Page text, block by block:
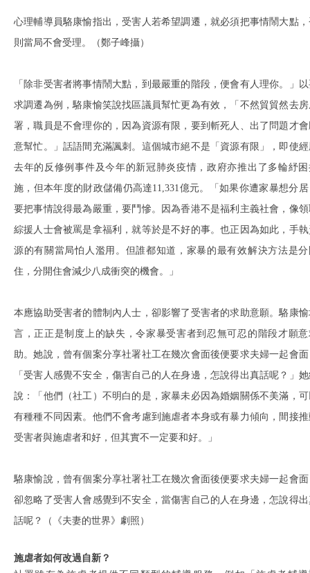
心理輔導員駱康愉指出，受害人若希望調遷，就必須把事情鬧大點
則當局不會受理。（鄭子峰攝）
「除非受害者將事情鬧大點，到最嚴重的階段，便會有人理你。」
求調遷為例，駱康愉笑說找區議員幫忙更為有效，「不然貿貿然去
署，職員是不會理你的，因為資源有限，要到斬死人、出了問題才
意幫忙。」話語間充滿諷刺。這個城市絕不是「資源有限」，即使
去年的反修例事件及今年的新冠肺炎疫情，政府亦推出了多輪紓困
施，但本年度的財政儲備仍高達11,331億元。「如果你遭家暴想分
要把事情說得最為嚴重，要鬥慘。因為香港不是福利主義社會，像
綜援人士會被罵是拿福利，就等於是不好的事。也正因為如此，手
源的有關當局怕人濫用。但誰都知道，家暴的最有效解決方法是分
住，分開住會減少八成衝突的機會。」
本應協助受害者的體制內人士，卻影響了受害者的求助意願。駱康
言，正正是制度上的缺失，令家暴受害者到忍無可忍的階段才願意
助。她說，曾有個案分享社署社工在幾次會面後便要求夫婦一起會
「受害人感覺不安全，傷害自己的人在身邊，怎說得出真話呢？」
說：「他們（社工）不明白的是，家暴未必因為婚姻關係不美滿，
有種種不同因素。他們不會考慮到施虐者本身或有暴力傾向，間接
受害者與施虐者和好，但其實不一定要和好。」
駱康愉說，曾有個案分享社署社工在幾次會面後便要求夫婦一起會
卻忽略了受害人會感覺到不安全，當傷害自己的人在身邊，怎說得
話呢？（《夫妻的世界》劇照）
施虐者如何改過自新？